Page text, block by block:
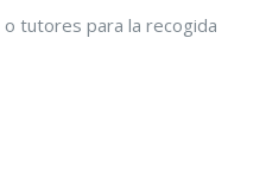
tutores para la recogida